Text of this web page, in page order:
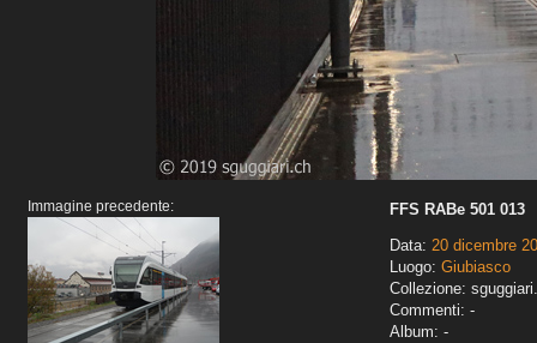
Immagine precedente:
FFS RABe 501 013
Data: 20 dicembre
Luogo: Giubiasco
Collezione:
Commenti: -
Album: -